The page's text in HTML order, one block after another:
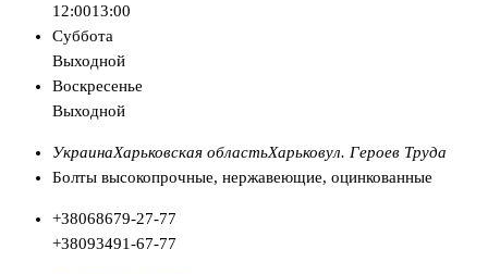
12:0013:00
Суббота
Выходной
Воскресенье
Выходной
УкраинаХарьковская областьХарьковул. Героев Труда
Болты высокопрочные, нержавеющие, оцинкованные
+38068679-27-77
+38093491-67-77